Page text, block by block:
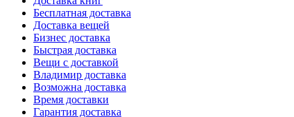
Бесплатная доставка
Доставка вещей
Бизнес доставка
Быстрая доставка
Вещи с доставкой
Владимир доставка
Возможна доставка
Время доставки
Гарантия доставка